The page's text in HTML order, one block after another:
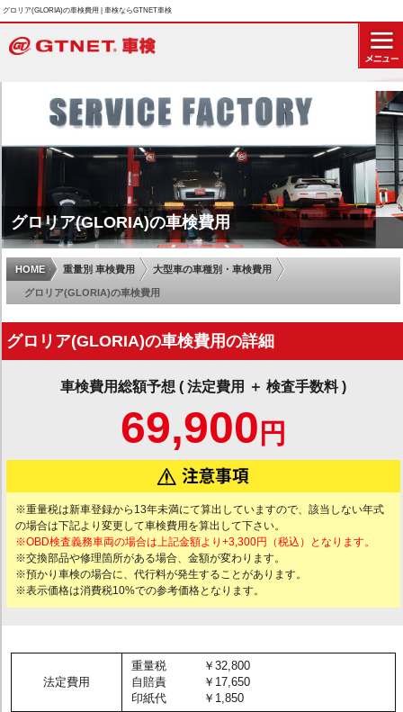
グロリア(GLORIA)の車検費用 | 車検ならGTNET車検
グロリア(GLORIA)の車検費用
HOME 重量別 車検費用 大型車の車種別・車検費用
グロリア(GLORIA)の車検費用
グロリア(GLORIA)の車検費用の詳細
車検費用総額予想 ( 法定費用 ＋ 検査手数料 )
69,900 円
※重量税は新車登録から13年未満にて算出していますので、該当しない年式
の場合は下記より変更して車検費用を算出して下さい。
※OBD検査義務車両の場合は上記金額より+3,300円（税込）となります。
※交換部品や修理箇所がある場合、金額が変わります。
※預かり車検の場合に、代行料が発生することがあります。
※表示価格は消費税10%での参考価格となります。
法定費用
重量税
￥32,800
自賠責
￥17,650
印紙代
￥1,850